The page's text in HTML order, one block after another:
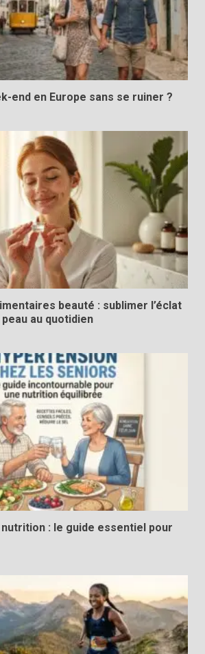
end en Europe sans se ruiner ?
beauté : sublimer l’éclat
au quotidien
: le guide essentiel pour